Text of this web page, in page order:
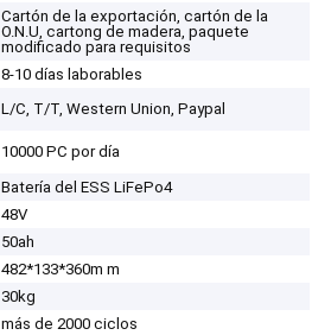
Cartón de la exportación, cartón de la
O.N.U, cartong de madera, paquete
modificado para requisitos
8-10 días laborables
L/C, T/T, Western Union, Paypal
10000 PC por día
Batería del ESS LiFePo4
48V
50ah
482*133*360m m
30kg
más de 2000 ciclos